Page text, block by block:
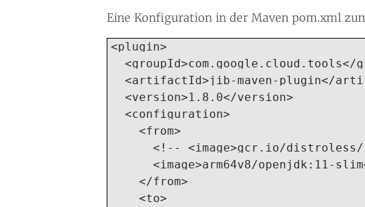
Eine Konfiguration in der Maven pom.xml
<plugin>
<groupId>com.google.cloud.tools</
<artifactId>jib-maven-plugin</
  <version>1.8.0</version>
  <configuration>
    <from>
<!-- <image>gcr.io/
<image>arm64v8/openjdk:11-
    </from>
    <to>